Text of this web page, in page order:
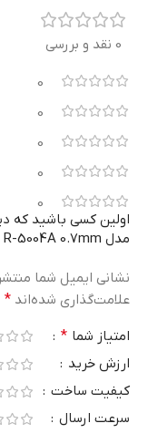
0 نقد و بررسی
0
0
0
0
0
اولین کسی باشید که
مدل C.Class R-5004A 0.7mm”
نشانی ایمیل شما
علامت‌گذاری شده‌اند *
امتیاز شما *
ارزش خرید
کیفیت ساخت
سرعت ارسال